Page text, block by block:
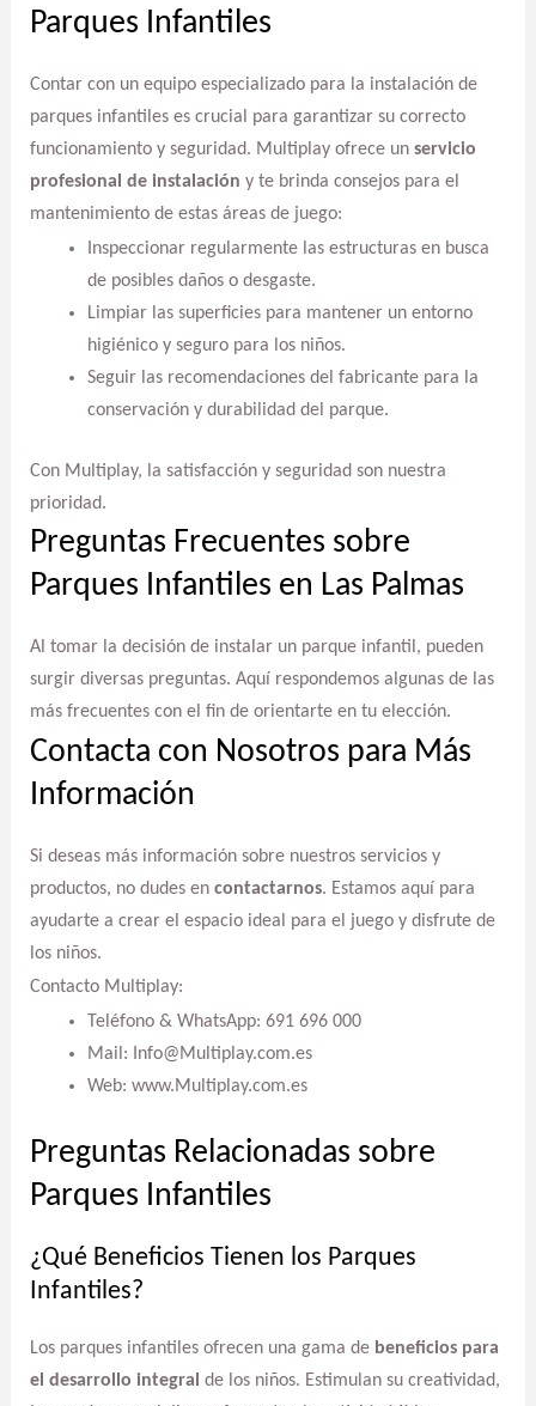
Parques Infantiles
Contar con un equipo especializado para la instalación de
parques infantiles es crucial para garantizar su correcto
funcionamiento y seguridad. Multiplay ofrece un servicio
profesional de instalación y te brinda consejos para el
mantenimiento de estas áreas de juego:
Inspeccionar regularmente las estructuras en busca
de posibles daños o desgaste.
Limpiar las superficies para mantener un entorno
higiénico y seguro para los niños.
Seguir las recomendaciones del fabricante para la
conservación y durabilidad del parque.
Con Multiplay, la satisfacción y seguridad son nuestra
prioridad.
Preguntas Frecuentes sobre
Parques Infantiles en Las Palmas
Al tomar la decisión de instalar un parque infantil, pueden
surgir diversas preguntas. Aquí respondemos algunas de las
más frecuentes con el fin de orientarte en tu elección.
Contacta con Nosotros para Más
Información
Si deseas más información sobre nuestros servicios y
productos, no dudes en contactarnos. Estamos aquí para
ayudarte a crear el espacio ideal para el juego y disfrute de
los niños.
Contacto Multiplay:
Teléfono & WhatsApp: 691 696 000
Mail: Info@Multiplay.com.es
Web: www.Multiplay.com.es
Preguntas Relacionadas sobre
Parques Infantiles
¿Qué Beneficios Tienen los Parques
Infantiles?
Los parques infantiles ofrecen una gama de beneficios para
el desarrollo integral de los niños. Estimulan su creatividad,